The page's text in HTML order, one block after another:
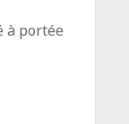
à portée